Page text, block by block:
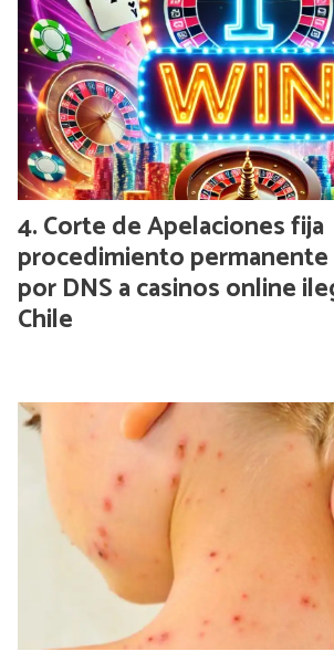
Corte de Apelaciones fija
procedimiento
por DNS a casinos online
Chile